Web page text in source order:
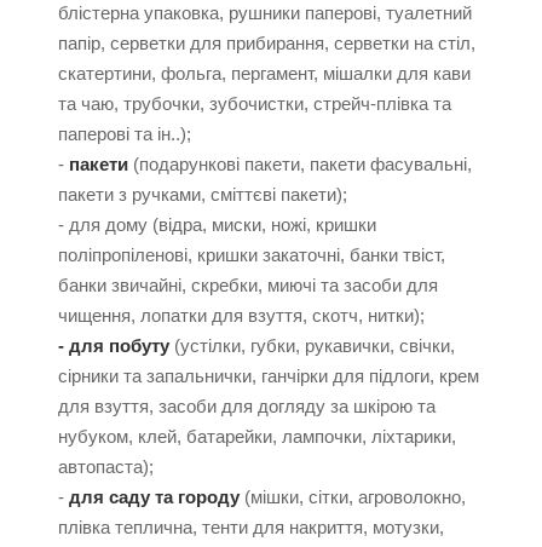
блістерна упаковка, рушники паперові, туалетний
папір, серветки для прибирання, серветки на стіл,
скатертини, фольга, пергамент, мішалки для кави
та чаю, трубочки, зубочистки, стрейч-плівка та
паперові та ін..);
- пакети (подарункові пакети, пакети фасувальні,
пакети з ручками, сміттєві пакети);
- для дому (відра, миски, ножі, кришки
поліпропіленові, кришки закаточні, банки твіст,
банки звичайні, скребки, миючі та засоби для
чищення, лопатки для взуття, скотч, нитки);
- для побуту (устілки, губки, рукавички, свічки,
сірники та запальнички, ганчірки для підлоги, крем
для взуття, засоби для догляду за шкірою та
нубуком, клей, батарейки, лампочки, ліхтарики,
автопаста);
- для саду та городу (мішки, сітки, агроволокно,
плівка теплична, тенти для накриття, мотузки,